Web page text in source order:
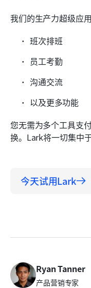
我们的生产力超级应
班次排班
员工考勤
沟通交流
以及更多功能
您无需为多个工具支
换。Lark将一切集中于
今天试用Lark
Ryan Tanner
产品营销专家